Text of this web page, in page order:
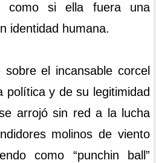
como si ella fuera una
identidad humana.
sobre el incansable corcel
política y de su legitimidad
arrojó sin red a la lucha
molinos de viento
como “punchin ball”